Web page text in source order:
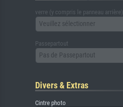
verre (y compris le panneau arrière)
Veuillez sélectionner
Passepartout
Pas de Passepartout
Divers & Extras
Cintre photo